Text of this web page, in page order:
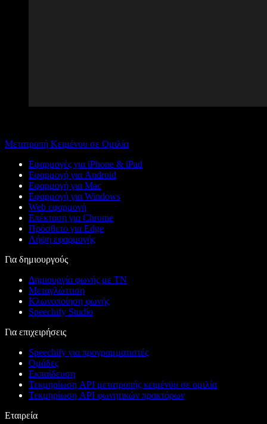
Μετατροπή Κειμένου σε Ομιλία
Εφαρμογές για iPhone & iPad
Εφαρμογή για Android
Εφαρμογή για Mac
Εφαρμογή για Windows
Web εφαρμογή
Επέκταση για Chrome
Πρόσθετο για Edge
Λήψη εφαρμογής
Για δημιουργούς
Δημιουργία φωνής με ΤΝ
Μεταγλώττιση
Κλωνοποίηση φωνής
Speechify Studio
Για επιχειρήσεις
Speechify για προγραμματιστές
Ομάδες
Εκπαίδευση
Τεκμηρίωση API μετατροπής κειμένου σε ομιλία
Τεκμηρίωση API φωνητικών πρακτόρων
Εταιρεία